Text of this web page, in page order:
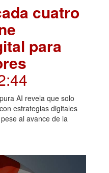
cuatro
para
AI revela que solo
estrategias digitales
al avance de la